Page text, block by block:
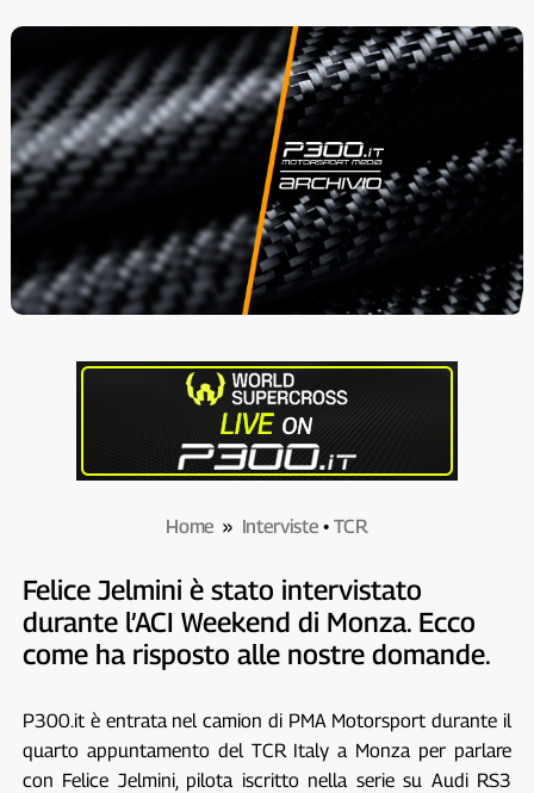
Home » Interviste • TCR
Felice Jelmini è stato intervistato
durante l’ACI Weekend di Monza. Ecco
come ha risposto alle nostre domande.
P300.it è entrata nel camion di PMA Motorsport durante il
quarto appuntamento del TCR Italy a Monza per parlare
con Felice Jelmini, pilota iscritto nella serie su Audi RS3